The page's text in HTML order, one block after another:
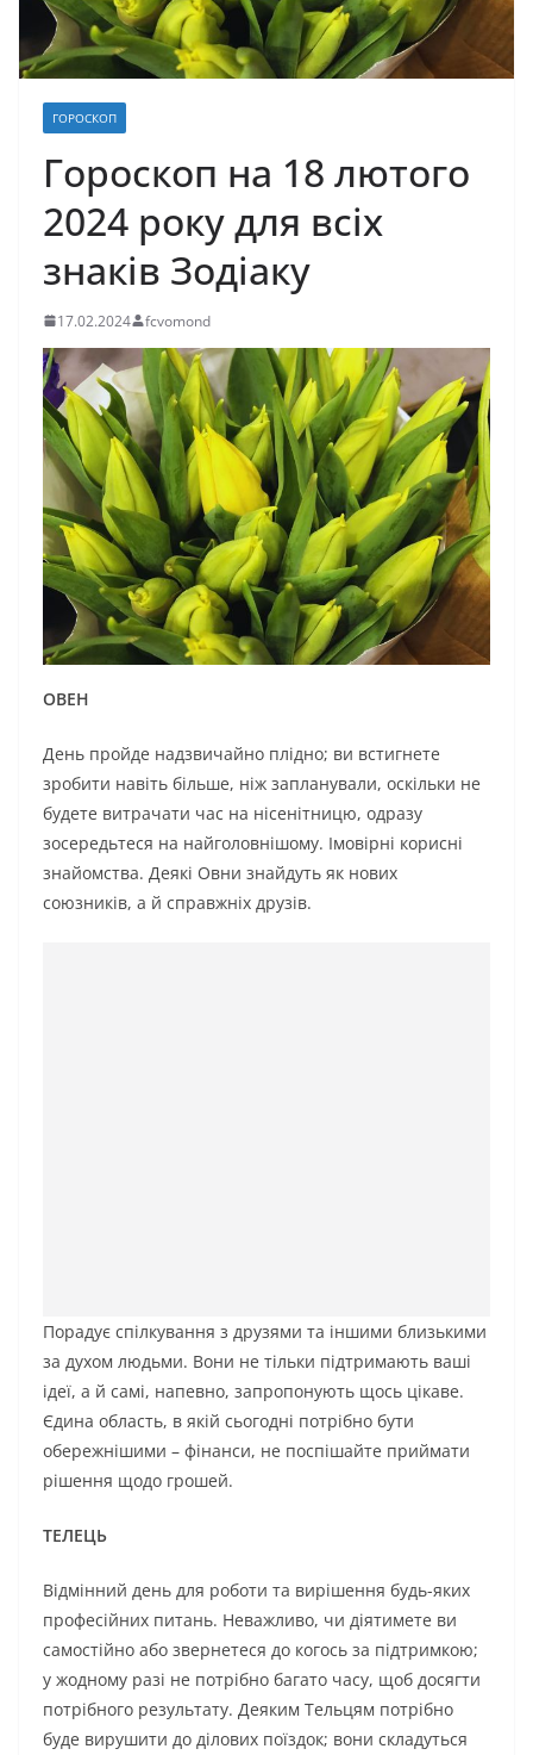
ГОРОСКОП
Гороскоп на 18 лютого
2024 року для всіх
знаків Зодіаку
17.02.2024 fcvomond
ОВЕН
День пройде надзвичайно плідно; ви встигнете
зробити навіть більше, ніж запланували, оскільки не
будете витрачати час на нісенітницю, одразу
зосередьтеся на найголовнішому. Імовірні корисні
знайомства. Деякі Овни знайдуть як нових
союзників, а й справжніх друзів.
Порадує спілкування з друзями та іншими близькими
за духом людьми. Вони не тільки підтримають ваші
ідеї, а й самі, напевно, запропонують щось цікаве.
Єдина область, в якій сьогодні потрібно бути
обережнішими – фінанси, не поспішайте приймати
рішення щодо грошей.
ТЕЛЕЦЬ
Відмінний день для роботи та вирішення будь-яких
професійних питань. Неважливо, чи діятимете ви
самостійно або звернетеся до когось за підтримкою;
у жодному разі не потрібно багато часу, щоб досягти
потрібного результату. Деяким Тельцям потрібно
буде вирушити до ділових поїздок; вони складуться